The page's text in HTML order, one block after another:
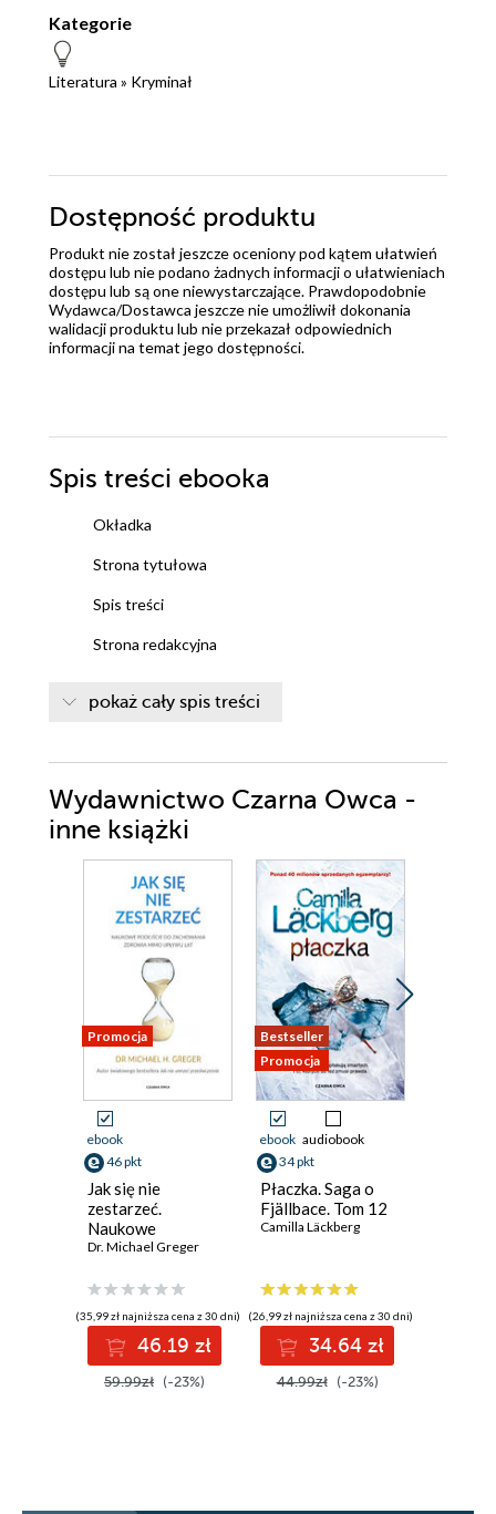
Kategorie
Literatura » Kryminał
Dostępność produktu
Produkt nie został jeszcze oceniony pod kątem ułatwień
dostępu lub nie podano żadnych informacji o ułatwieniach
dostępu lub są one niewystarczające. Prawdopodobnie
Wydawca/Dostawca jeszcze nie umożliwił dokonania
walidacji produktu lub nie przekazał odpowiednich
informacji na temat jego dostępności.
Spis treści ebooka
Okładka
Strona tytułowa
Spis treści
Strona redakcyjna
pokaż cały spis treści
Wydawnictwo Czarna Owca -
inne książki
Promocja
ebook
46 pkt
Jak się nie
zestarzeć.
Naukowe
podejście do
zdrowia mimo
upływu lat
Dr. Michael Greger
(35,99 zł najniższa cena z 30 dni)
46.19 zł
59.99zł (-23%)
Bestseller
Promocja
ebook audiobook
34 pkt
Płaczka. Saga o
Fjällbace. Tom 12
Camilla Läckberg
(26,99 zł najniższa cena z 30 dni)
34.64 zł
44.99zł (-23%)